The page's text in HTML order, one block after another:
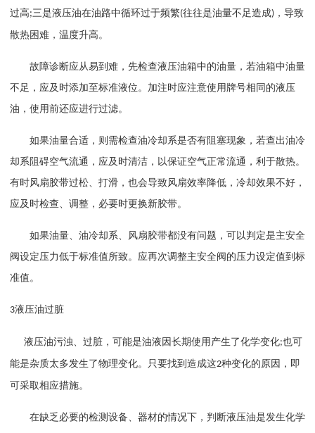
过高;三是液压油在油路中循环过于频繁(往往是油量不足造成) ，导致
散热困难，温度升高。
故障诊断应从易到难，先检查液压油箱中的油量，若油箱中油量
不足，应及时添加至标准液位。加注时应注意使用牌号相同的液压
油，使用前还应进行过滤。
如果油量合适，则需检查油冷却系是否有阻塞现象，若查出油冷
却系阻碍空气流通，应及时清洁，以保证空气正常流通，利于散热。
有时风扇胶带过松、打滑，也会导致风扇效率降低，冷却效果不好，
应及时检查、调整，必要时更换新胶带。
如果油量、油冷却系、风扇胶带都没有问题，可以判定是主安全
阀设定压力低于标准值所致。应再次调整主安全阀的压力设定值到标
准值。
3液压油过脏
液压油污浊、过脏，可能是油液因长期使用产生了化学变化;也可
能是杂质太多发生了物理变化。只要找到造成这2种变化的原因，即
可采取相应措施。
在缺乏必要的检测设备、器材的情况下，判断液压油是发生化学